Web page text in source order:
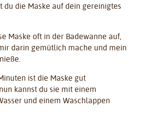
du die Maske auf dein gereinigtes
Maske oft in der Badewanne auf,
darin gemütlich mache und mein
ist die Maske gut
kannst du sie mit einem
und einem Waschlappen